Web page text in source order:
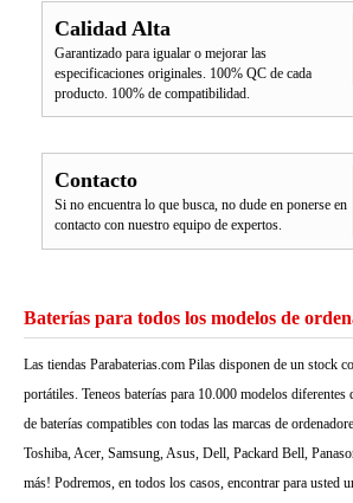
Calidad Alta
Garantizado para igualar o mejorar las
especificaciones originales. 100% QC de cada
producto. 100% de compatibilidad.
Contacto
Si no encuentra lo que busca, no dude en ponerse en
contacto con nuestro equipo de expertos.
Baterías para todos los modelos de
Las tiendas Parabaterias.com Pilas disponen de un stock
portátiles. Teneos baterías para 10.000 modelos
de baterías compatibles con todas las marcas de
Toshiba, Acer, Samsung, Asus, Dell, Packard Bell,
más! Podremos, en todos los casos, encontrar para usted